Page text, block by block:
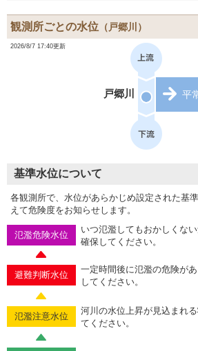
観測所ごとの水位 （戸郷川）
2026/8/7 17:40更新
戸郷川 平
基準水位について
各観測所で、水位があらかじめ設定された基
えて危険度をお知らせします。
氾濫危険水位
いつ氾濫してもおかしくな
確保してください。
避難判断水位
一定時間後に氾濫の危険があ
してください。
氾濫注意水位
河川の水位上昇が見込まれ
てください。